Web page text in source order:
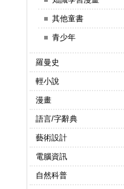
其他童書
青少年
羅曼史
輕小說
漫畫
語言/字辭典
藝術設計
電腦資訊
自然科普